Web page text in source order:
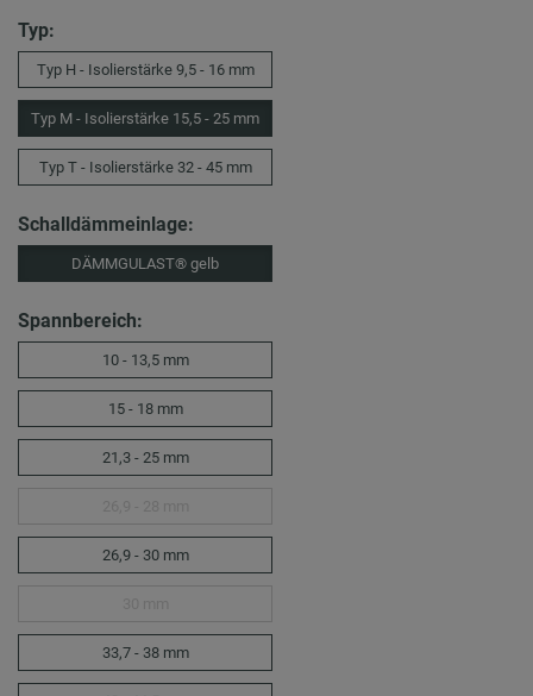
Typ:
Typ H - Isolierstärke 9,5 - 16 mm
Typ M - Isolierstärke 15,5 - 25 mm
Typ T - Isolierstärke 32 - 45 mm
Schalldämmeinlage:
DÄMMGULAST® gelb
Spannbereich:
10 - 13,5 mm
15 - 18 mm
21,3 - 25 mm
26,9 - 30 mm
33,7 - 38 mm